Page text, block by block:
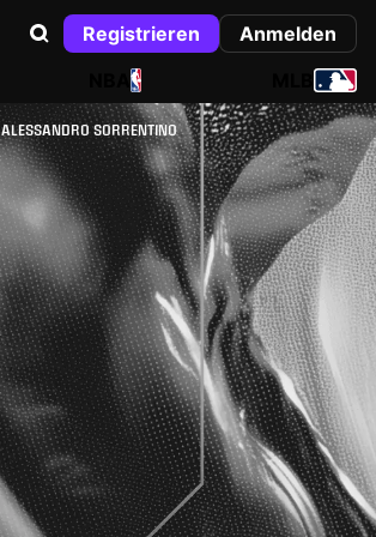
Registrieren
Anmelden
NBA
ALESSANDRO SORRENTINO